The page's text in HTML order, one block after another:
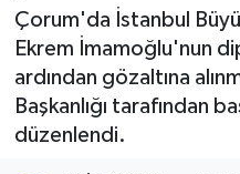
Çorum'da İstanbul
Ekrem İmamoğlu'nun
ardından gözaltına
Başkanlığı tarafından
düzenlendi.
EKONOMİ
GÜNCEL
Süper Lig Puan
Tüm Manşetler